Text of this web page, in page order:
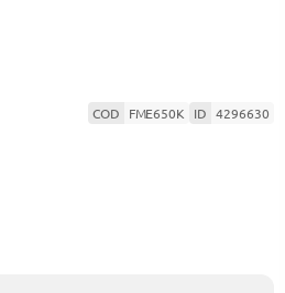
COD FME650K ID 4296630